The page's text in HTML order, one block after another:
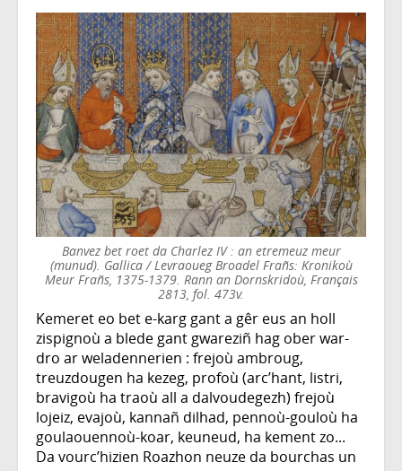
Banvez bet roet da Charlez IV : an etremeuz meur
(munud). Gallica / Levraoueg Broadel Frañs: Kronikoù
Meur Frañs, 1375-1379. Rann an Dornskridoù, Français
2813, fol. 473v.
Kemeret eo bet e-karg gant a gêr eus an holl
zispignoù a blede gant gwareziñ hag ober war-
dro ar weladennerien : frejoù ambroug,
treuzdougen ha kezeg, profoù (arc’hant, listri,
bravigoù ha traoù all a dalvoudegezh) frejoù
lojeiz, evajoù, kannañ dilhad, pennoù-gouloù ha
goulaouennoù-koar, keuneud, ha kement zo...
Da vourc’hizien Roazhon neuze da bourchas un